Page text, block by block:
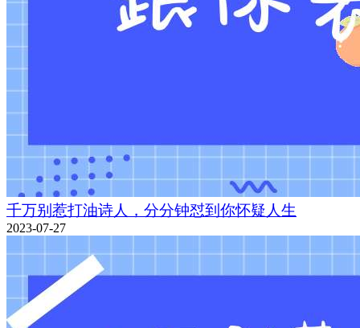
千万别惹打油诗人，分分钟怼到你怀疑人生
2023-07-27